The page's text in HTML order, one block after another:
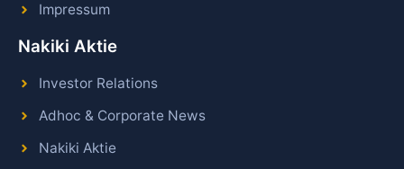
Impressum
Nakiki Aktie
Investor Relations
Adhoc & Corporate News
Nakiki Aktie